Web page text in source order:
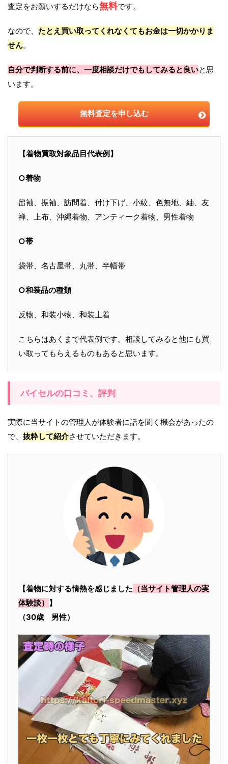
査定をお願いするだけなら無料です。
なので、 たとえ買い取ってくれなくてもお金は一切かかりま
せん。
自分で判断する前に、一度相談だけでもしてみると良いと思
います。
無料査定を申し込む
【着物買取対象品目代表例】
○着物
留袖、振袖、訪問着、付け下げ、小紋、色無地、紬、友
禅、上布、沖縄着物、アンティーク着物、男性着物
○帯
袋帯、名古屋帯、丸帯、半幅帯
○和装品の種類
反物、和装小物、和装上着
こちらはあくまで代表例です。相談してみると他にも買
い取ってもらえるものもあると思います。
バイセルの口コミ、評判
実際に当サイトの管理人が体験者に話を聞く機会があったの
で、 抜粋して紹介させていただきます。
【着物に対する情熱を感じました （当サイト管理人の実
体験談） 】
（30歳 男性）